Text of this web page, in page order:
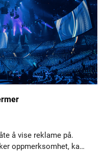
å vise reklame på.
oppmerksomhet, kan